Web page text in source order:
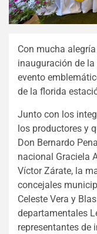
Con mucha
inauguración de la
evento
de la florida
Junto con los
los productores y
Don Bernardo
nacional Graciela
Víctor Zárate, la
concejales
Celeste Vera y
departamentales
representantes de